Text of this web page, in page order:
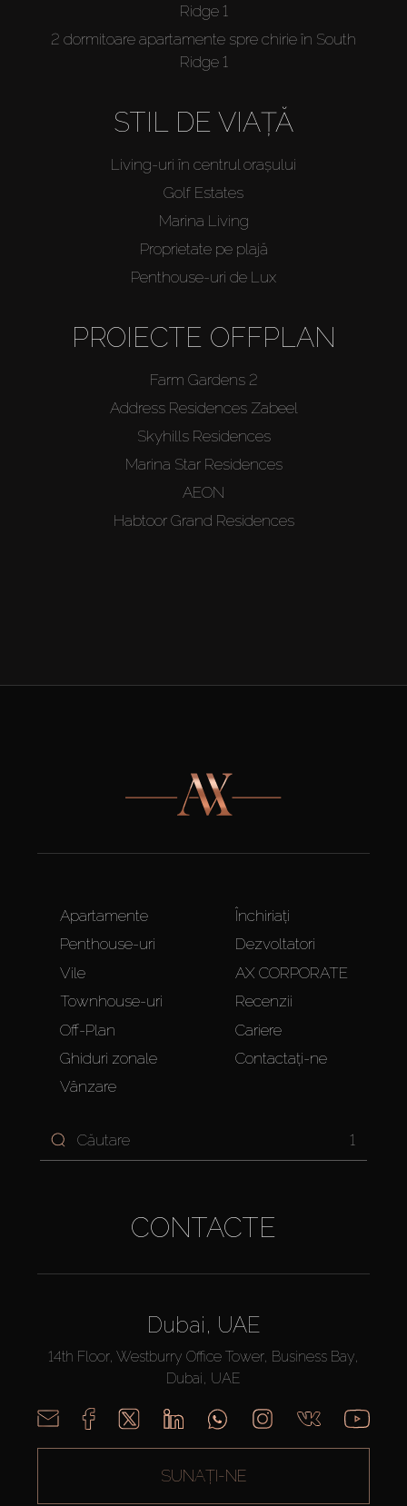
Ridge 1
2 dormitoare apartamente spre chirie în South
Ridge 1
STIL DE VIAȚĂ
Living-uri în centrul orașului
Golf Estates
Marina Living
Proprietate pe plajă
Penthouse-uri de Lux
PROIECTE OFFPLAN
Farm Gardens 2
Address Residences Zabeel
Skyhills Residences
Marina Star Residences
AEON
Habtoor Grand Residences
Apartamente
Penthouse-uri
Vile
Townhouse-uri
Off-Plan
Ghiduri zonale
Vânzare
Închiriați
Dezvoltatori
AX CORPORATE
Recenzii
Cariere
Contactați-ne
1
CONTACTE
Dubai, UAE
14th Floor, Westburry Office Tower, Business Bay,
Dubai, UAE
SUNAȚI-NE